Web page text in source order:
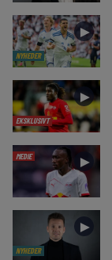
NYHEDER
►
EKSKLUSIVT
►
MEDIE ►
NYHEDER
►